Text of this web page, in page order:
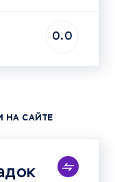
0.0
НА САЙТЕ